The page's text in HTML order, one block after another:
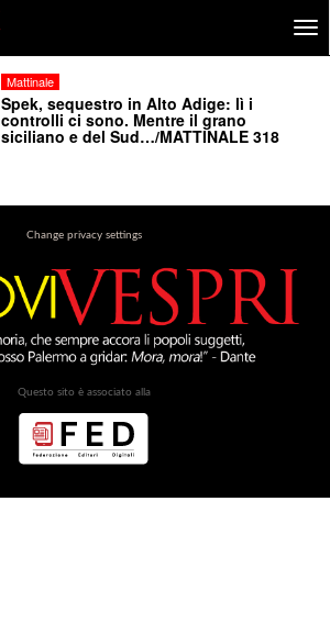
Mattinale
Spek, sequestro in Alto Adige: lì i
controlli ci sono. Mentre il grano
siciliano e del Sud…/MATTINALE 318
Change privacy settings
Questo sito è associato alla